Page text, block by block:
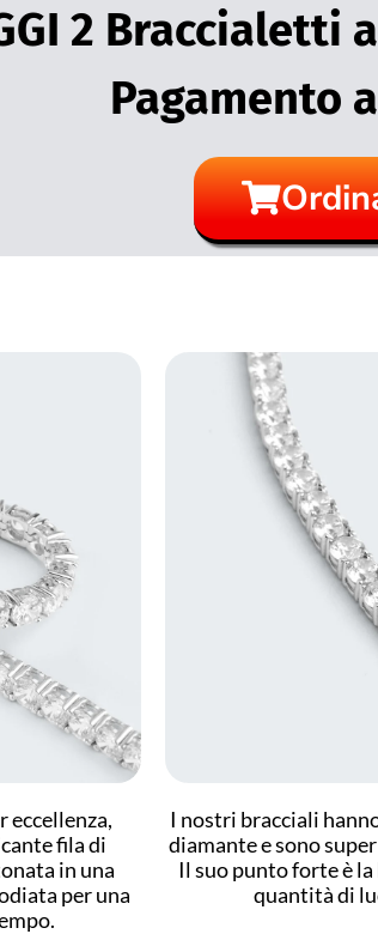
2 Braccialetti
Pagamento
eccellenza,
fila di
in una
per una
I nostri bracciali
diamante e sono
Il suo punto forte è
quantità di